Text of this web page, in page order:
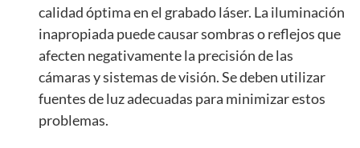
calidad óptima en el grabado láser. La iluminación
inapropiada puede causar sombras o reflejos que
afecten negativamente la precisión de las
cámaras y sistemas de visión. Se deben utilizar
fuentes de luz adecuadas para minimizar estos
problemas.